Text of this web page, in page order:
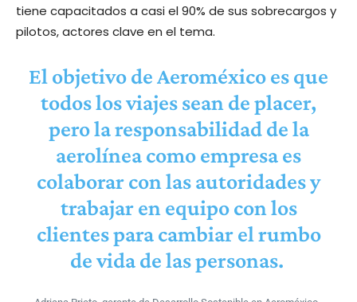
tiene capacitados a casi el 90% de sus sobrecargos y
pilotos, actores clave en el tema.
El objetivo de Aeroméxico es que
todos los viajes sean de placer,
pero la responsabilidad de la
aerolínea como empresa es
colaborar con las autoridades y
trabajar en equipo con los
clientes para cambiar el rumbo
de vida de las personas.